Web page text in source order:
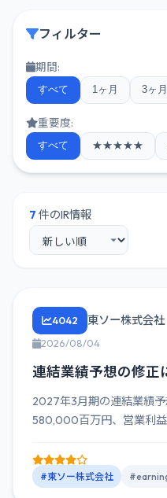
フィルター
期間:
すべて 1ヶ月 3ヶ月
重要度:
すべて ★★★★★
7 件のIR情報
4042 東ソー株式会社
2026/08/04
連結業績予想の修正
2027年3月期の連結業績
580,000百万円、営業利
#東ソー株式会社